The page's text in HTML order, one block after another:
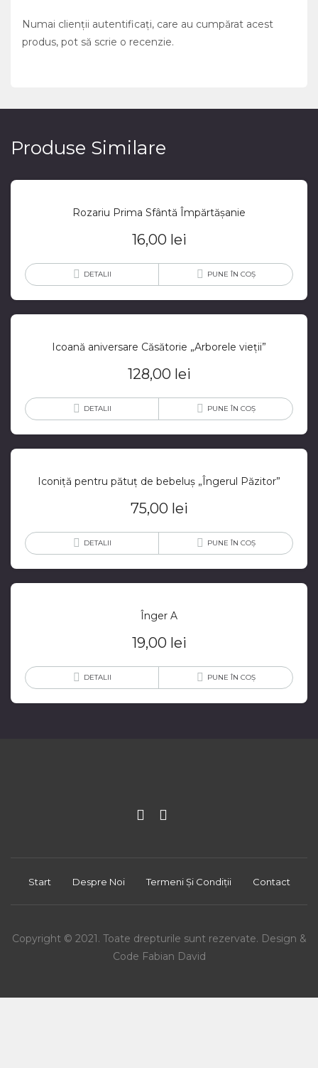
Numai clienții autentificați, care au cumpărat acest
produs, pot să scrie o recenzie.
Produse Similare
Rozariu Prima Sfântă Împărtășanie
16,00 lei
DETALII PUNE ÎN COȘ
Icoană aniversare Căsătorie „Arborele vieții”
128,00 lei
DETALII PUNE ÎN COȘ
Iconiță pentru pătuț de bebeluș „Îngerul Păzitor”
75,00 lei
DETALII PUNE ÎN COȘ
Înger A
19,00 lei
DETALII PUNE ÎN COȘ
Start Despre Noi Termeni Și Condiții Contact
Copyright © 2021. Toate drepturile sunt rezervate. Design &
Code Fabian David